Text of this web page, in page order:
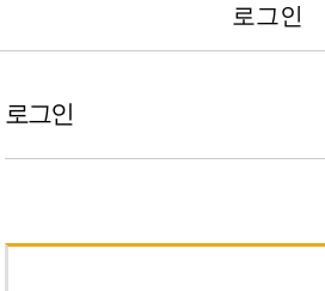
로그인
로그인